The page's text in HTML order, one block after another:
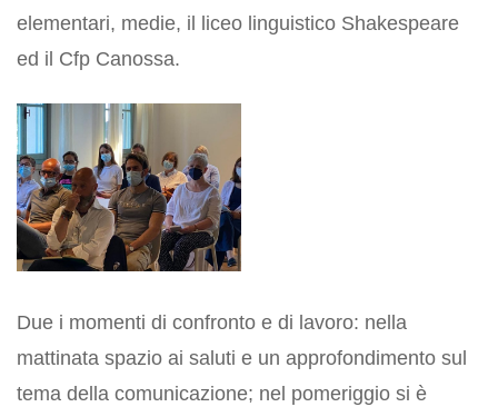
elementari, medie, il liceo linguistico Shakespeare
ed il Cfp Canossa.
Due i momenti di confronto e di lavoro: nella
mattinata spazio ai saluti e un approfondimento sul
tema della comunicazione; nel pomeriggio si è